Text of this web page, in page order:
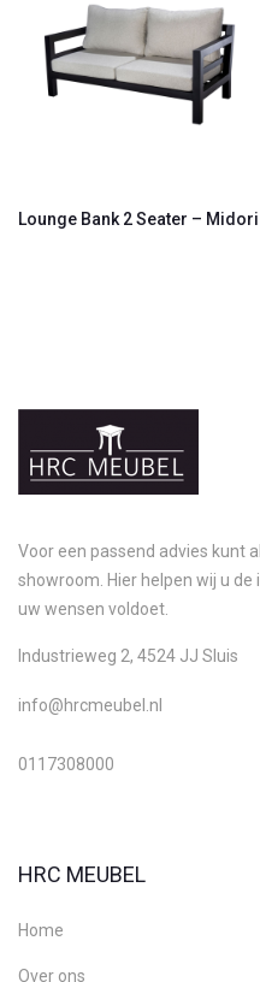
Lounge Bank 2 Seater – Midori
Voor een passend advies kunt
showroom. Hier helpen wij u
uw wensen voldoet.
Industrieweg 2, 4524 JJ Sluis
info@hrcmeubel.nl
0117308000
HRC MEUBEL
Home
Over ons